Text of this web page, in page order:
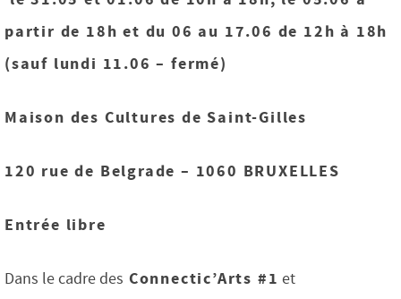
partir de 18h et du 06 au 17.06 de 12h à 18h
(sauf lundi 11.06 – fermé)
Maison des Cultures de Saint-Gilles
120 rue de Belgrade – 1060 BRUXELLES
Entrée libre
Dans le cadre des Connectic’Arts #1 et